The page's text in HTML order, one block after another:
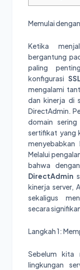
Memulai
Ketika
bergantung
paling
konfigurasi
mengalami
dan kinerja di
DirectAdmin.
domain
sertifikat yang
menyebabkan
Melalui
bahwa
DirectAdmin
kinerja server,
sekaligus
secara
Langkah 1:
Sebelum kita
lingkungan